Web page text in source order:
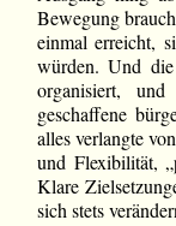
Bewegung
einmal erreicht,
würden. Und
organisiert,
geschaffene
alles verlangte
und Flexibilität,
Klare
sich stets